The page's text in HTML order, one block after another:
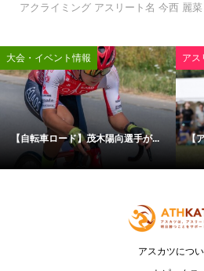
アクライミング アスリート名 今西 麗
大会・イベント情報
【自転車ロード】茂木陽向選手が...
アス
【
アスカツにつ